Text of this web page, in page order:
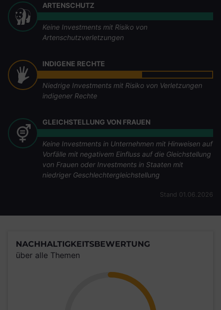
ARTENSCHUTZ
Keine Investments mit Risiko von
Artenschutzverletzungen
INDIGENE RECHTE
Niedrige Investments mit Risiko von Verletzungen
indigener Rechte
GLEICHSTELLUNG VON FRAUEN
Keine Investments in Unternehmen mit Hinweisen auf
Vorfälle mit negativem Einfluss auf die Gleichstellung
von Frauen oder Investments in Staaten mit
niedriger Geschlechtergleichstellung
Stand 01.06.2026
NACHHALTIGKEITSBEWERTUNG
über alle Themen